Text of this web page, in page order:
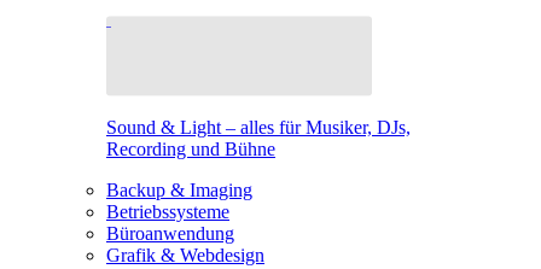
Sound & Light – alles für Musiker, DJs,
Recording und Bühne
Backup & Imaging
Betriebssysteme
Büroanwendung
Grafik & Webdesign